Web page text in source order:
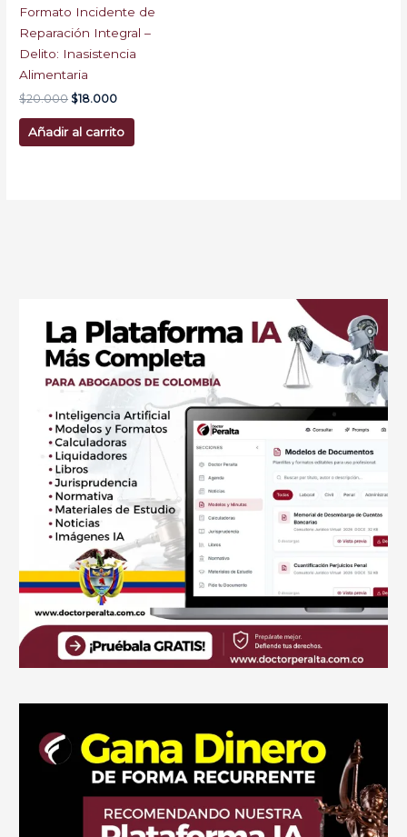
Formato Incidente de
Reparación Integral –
Delito: Inasistencia
Alimentaria
$20.000 $18.000
Añadir al carrito